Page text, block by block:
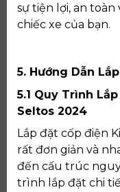
sự tiện lợi, an toàn
chiếc xe của bạn.
5. Hướng Dẫn
5.1 Quy Trình
Seltos 2024
Lắp đặt cốp điện
rất đơn giản và
đến cấu trúc
trình lắp đặt chi